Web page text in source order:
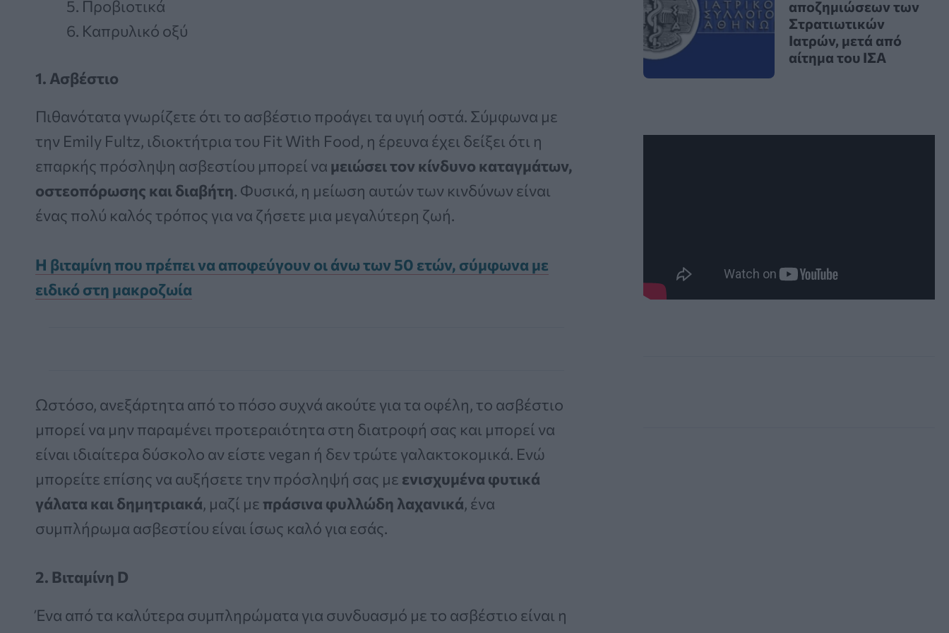
Προβιοτικά
Καπρυλικό οξύ
1. Ασβέστιο
Πιθανότατα γνωρίζετε ότι το ασβέστιο προάγει τα υγιή οστά. Σύμφωνα με
την Emily Fultz, ιδιοκτήτρια του Fit With Food, η έρευνα έχει δείξει ότι η
επαρκής πρόσληψη ασβεστίου μπορεί να μειώσει τον κίνδυνο καταγμάτων,
οστεοπόρωσης και διαβήτη. Φυσικά, η μείωση αυτών των κινδύνων είναι
ένας πολύ καλός τρόπος για να ζήσετε μια μεγαλύτερη ζωή.
Η βιταμίνη που πρέπει να αποφεύγουν οι άνω των 50 ετών, σύμφωνα με
ειδικό στη μακροζωία
Ωστόσο, ανεξάρτητα από το πόσο συχνά ακούτε για τα οφέλη, το ασβέστιο
μπορεί να μην παραμένει προτεραιότητα στη διατροφή σας και μπορεί να
είναι ιδιαίτερα δύσκολο αν είστε vegan ή δεν τρώτε γαλακτοκομικά. Ενώ
μπορείτε επίσης να αυξήσετε την πρόσληψή σας με ενισχυμένα φυτικά
γάλατα και δημητριακά, μαζί με πράσινα φυλλώδη λαχανικά, ένα
συμπλήρωμα ασβεστίου είναι ίσως καλό για εσάς.
2. Βιταμίνη D
Ένα από τα καλύτερα συμπληρώματα για συνδυασμό με το ασβέστιο είναι η
αποζημιώσεων των
Στρατιωτικών
Ιατρών, μετά από
αίτημα του ΙΣΑ